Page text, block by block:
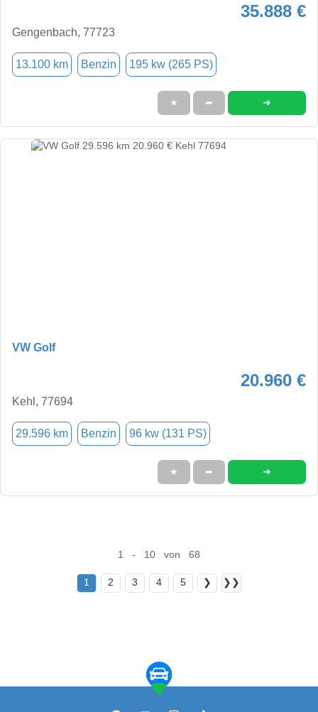
35.888 €
Gengenbach, 77723
13.100 km Benzin 195 kw (265 PS)
★ ➦ ➜
VW Golf
20.960 €
Kehl, 77694
29.596 km Benzin 96 kw (131 PS)
★ ➦ ➜
1 - 10 von 68
1 2 3 4 5 ❯ ❯❯